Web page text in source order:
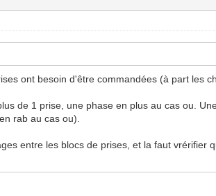
ont besoin d'être commandées (à part les
de 1 prise, une phase en plus au cas ou.
rab au cas ou).
entre les blocs de prises, et la faut vrérifier